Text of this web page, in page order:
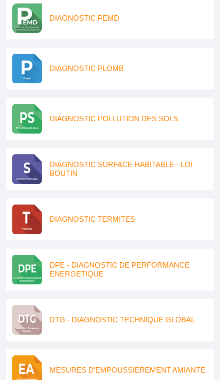
DIAGNOSTIC PEMD
DIAGNOSTIC PLOMB
DIAGNOSTIC POLLUTION DES SOLS
DIAGNOSTIC SURFACE HABITABLE - LOI
BOUTIN
DIAGNOSTIC TERMITES
DPE - DIAGNOSTIC DE PERFORMANCE
ENERGETIQUE
DTG - DIAGNOSTIC TECHNIQUE GLOBAL
MESURES D'EMPOUSSIEREMENT AMIANTE